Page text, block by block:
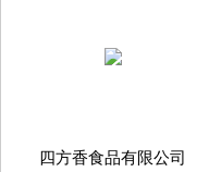
四方香食品有限公司